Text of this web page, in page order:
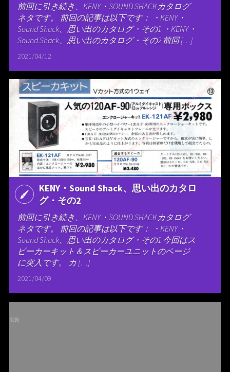
前回に引き続き、KENY・SOUND SHACKカタログ
ネタです。 前回の記事は以下です： ・KENY・
Sound Shack、思い出のカタログ・その1 ・KENY・
Sound Shack、思い出のカタログ・その2 前回 […]
2021/04/12
KENY・Sound Shack、思い出のカタロ
グ・その2
前回に引き続き、KENY・SOUND SHACKカタログ
ネタです。 前回の記事は以下です： ・KENY・
Sound Shack、思い出のカタログ・その1 今回はス
ピーカーキット＆スピーカーユニットのページ
に突入です。 カ […]
2021/04/09
広告